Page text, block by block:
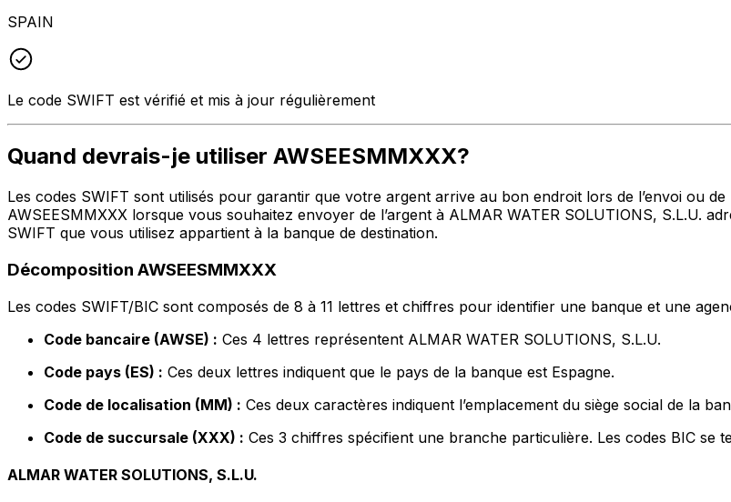
SPAIN
Le code SWIFT est vérifié et mis à jour régulièrement
Quand devrais-je utiliser AWSEESMMXXX?
Les codes SWIFT sont utilisés pour garantir que votre argent arrive au bon endroit lors de l’envoi ou
AWSEESMMXXX lorsque vous souhaitez envoyer de l’argent à ALMAR WATER SOLUTIONS, S.L.U.
SWIFT que vous utilisez appartient à la banque de destination.
Décomposition AWSEESMMXXX
Les codes SWIFT/BIC sont composés de 8 à 11 lettres et chiffres pour identifier une banque et une
Code bancaire (AWSE) : Ces 4 lettres représentent ALMAR WATER SOLUTIONS, S.L.U.
Code pays (ES) : Ces deux lettres indiquent que le pays de la banque est Espagne.
Code de localisation (MM) : Ces deux caractères indiquent l’emplacement du siège social de la
Code de succursale (XXX) : Ces 3 chiffres spécifient une branche particulière. Les codes BIC se
ALMAR WATER SOLUTIONS, S.L.U.